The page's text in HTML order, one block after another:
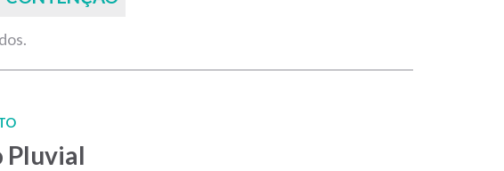
Pluvial